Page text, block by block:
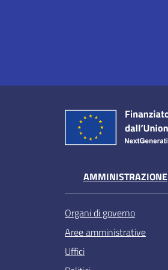
AMMINISTRAZIONE
Organi di governo
Aree amministrative
Uffici